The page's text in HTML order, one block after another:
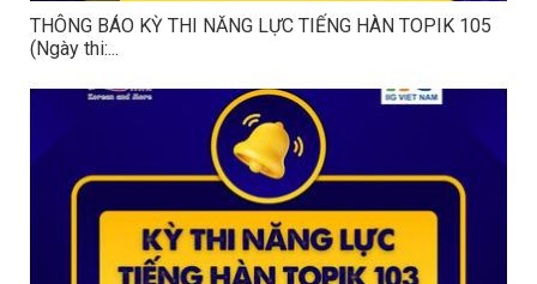
THÔNG BÁO KỲ THI NĂNG LỰC TIẾNG HÀN TOPIK 105
(Ngày thi:...